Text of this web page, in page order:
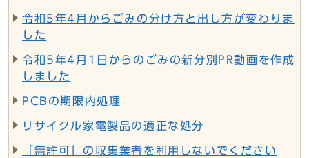
令和5年4月からごみの分け方と出し方が変わりま
した
令和5年4月1日からのごみの新分別PR動画を作成
しました
PCBの期限内処理
リサイクル家電製品の適正な処分
「無許可」の収集業者を利用しないでください